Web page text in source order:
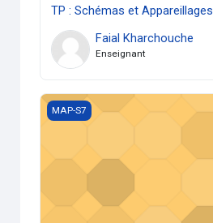
TP : Schémas et Appareillages
Faial Kharchouche
Enseignant
TP : Régulation des Systèmes
MAP-S7